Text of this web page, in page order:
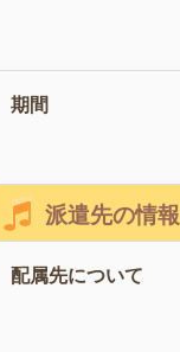
期間
派遣先の情報
配属先について